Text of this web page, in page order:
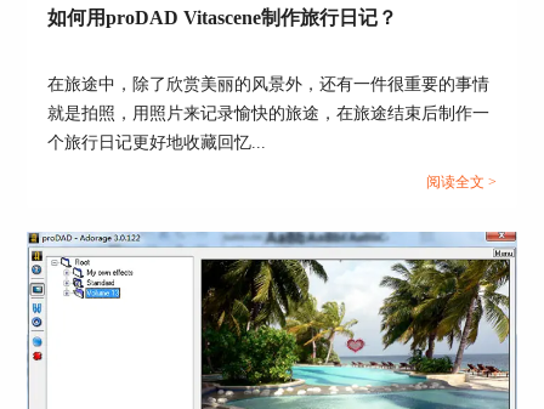
图5：ReSpeedr V1导出
这样，一个慢动作教程就完成了！有了这款
ReSpeedr V1软件以后，制作慢动作教程就容易多
了，有喜欢视频编辑或者有制作慢动作教程需求的
朋友们也可以试一下这款软件哟。
如何用proDAD Vitascene制作旅行日记？
在旅途中，除了欣赏美丽的风景外，还有一件很重要的事情
就是拍照，用照片来记录愉快的旅途，在旅途结束后制作一
个旅行日记更好地收藏回忆...
阅读全文 >